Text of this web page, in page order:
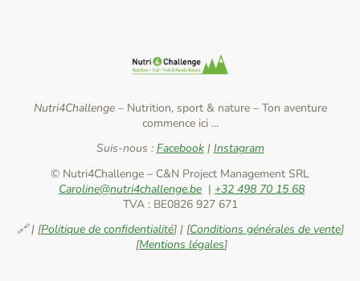
Nutri4Challenge –Nutrition, sport & nature –Ton aventure
commence ici ...
Suis-nous : Facebook| Instagram
© Nutri4Challenge – C&N Project Management SRL
Caroline@nutri4challenge.be | +32 498 70 15 68
TVA : BE0826 927 671
🔗 | [Politique de confidentialité] | [Conditions générales de vente]
[Mentions légales]